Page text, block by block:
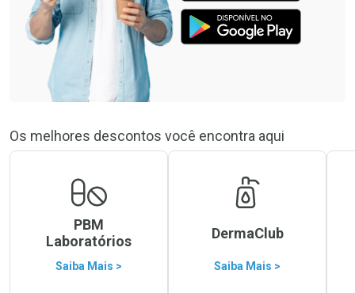
Os melhores descontos você encontra aqui
PBM
Laboratórios
Saiba Mais >
DermaClub
Saiba Mais >